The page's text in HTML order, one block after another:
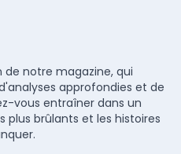
de notre magazine, qui
approfondies et de
vous entraîner dans un
plus brûlants et les histoires